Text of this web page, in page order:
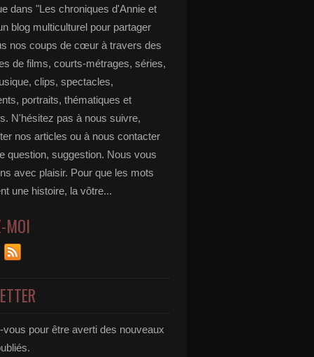
dans "Les chroniques d'Annie et
blog multiculturel pour partager
nos coups de cœur à travers des
de films, courts-métrages, séries,
clips, spectacles,
portraits, thématiques et
N'hésitez pas à nous suivre,
nos articles ou à nous contacter
question, suggestion. Nous vous
avec plaisir. Pour que les mots
une histoire, la vôtre...
MOI
vous pour être averti des nouveaux